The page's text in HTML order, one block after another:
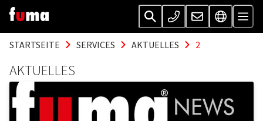
STARTSEITE SERVICES AKTUELLES 2
AKTUELLES